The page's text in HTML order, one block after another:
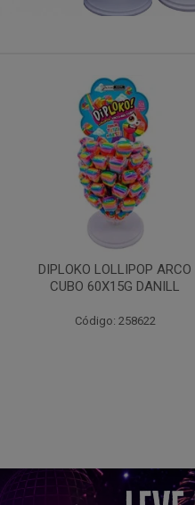
DIPLOKO LOLLIPOP
COGUMELO 60X15G
Código: 258366